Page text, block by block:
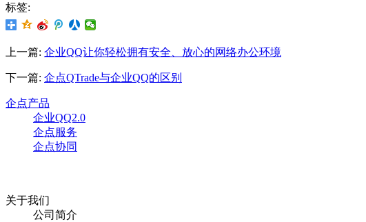
标签:
上一篇: 企业QQ让你轻松拥有安全、放心的网络办公环境
下一篇: 企点QTrade与企业QQ的区别
企点产品
企业QQ2.0
企点服务
企点协同
关于我们
公司简介